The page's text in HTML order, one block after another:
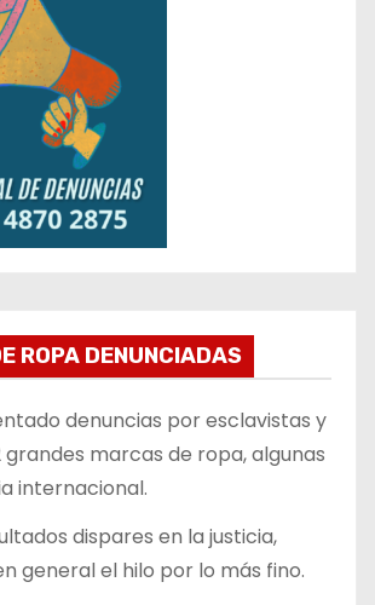
ROPA DENUNCIADAS
denuncias por esclavistas y
grandes marcas de ropa, algunas
internacional.
dispares en la justicia,
general el hilo por lo más fino.